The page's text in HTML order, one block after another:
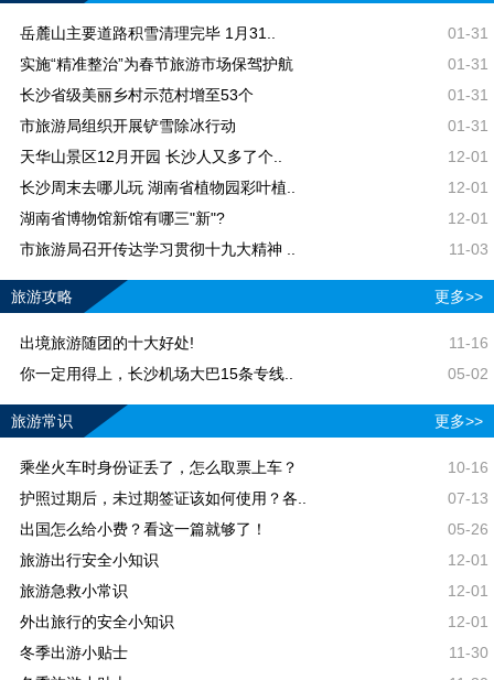
岳麓山主要道路积雪清理完毕 1月31..
01-31
实施“精准整治”为春节旅游市场保驾护航
01-31
长沙省级美丽乡村示范村增至53个
01-31
市旅游局组织开展铲雪除冰行动
01-31
天华山景区12月开园 长沙人又多了个..
12-01
长沙周末去哪儿玩 湖南省植物园彩叶植..
12-01
湖南省博物馆新馆有哪三"新"?
12-01
市旅游局召开传达学习贯彻十九大精神 ..
11-03
旅游攻略 更多>>
出境旅游随团的十大好处!
11-16
你一定用得上，长沙机场大巴15条专线..
05-02
旅游常识 更多>>
乘坐火车时身份证丢了，怎么取票上车？
10-16
护照过期后，未过期签证该如何使用？各..
07-13
出国怎么给小费？看这一篇就够了！
05-26
旅游出行安全小知识
12-01
旅游急救小常识
12-01
外出旅行的安全小知识
12-01
冬季出游小贴士
11-30